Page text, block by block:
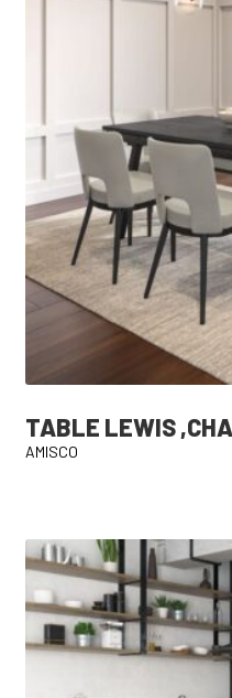
TABLE LEWIS
AMISCO